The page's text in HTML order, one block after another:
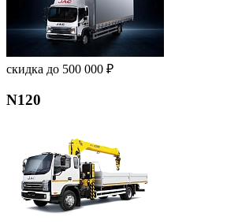
скидка до 500 000 ₽
N120